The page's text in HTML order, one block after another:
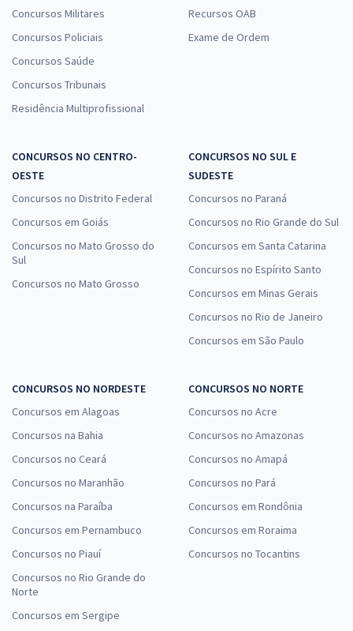
Concursos Militares
Concursos Policiais
Concursos Saúde
Concursos Tribunais
Residência Multiprofissional
Recursos OAB
Exame de Ordem
CONCURSOS NO CENTRO-
OESTE
Concursos no Distrito Federal
Concursos em Goiás
Concursos no Mato Grosso do
Sul
Concursos no Mato Grosso
CONCURSOS NO SUL E
SUDESTE
Concursos no Paraná
Concursos no Rio Grande do Sul
Concursos em Santa Catarina
Concursos no Espírito Santo
Concursos em Minas Gerais
Concursos no Rio de Janeiro
Concursos em São Paulo
CONCURSOS NO NORDESTE
Concursos em Alagoas
Concursos na Bahia
Concursos no Ceará
Concursos no Maranhão
Concursos na Paraíba
Concursos em Pernambuco
Concursos no Piauí
Concursos no Rio Grande do
Norte
Concursos em Sergipe
CONCURSOS NO NORTE
Concursos no Acre
Concursos no Amazonas
Concursos no Amapá
Concursos no Pará
Concursos em Rondônia
Concursos em Roraima
Concursos no Tocantins